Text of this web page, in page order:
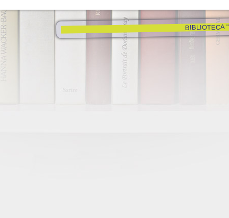
BIBLIOTECA